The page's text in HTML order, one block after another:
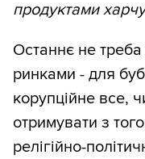
продуктами
Останнє не треба
ринками - для
корупційне все,
отримувати з
релігійно-